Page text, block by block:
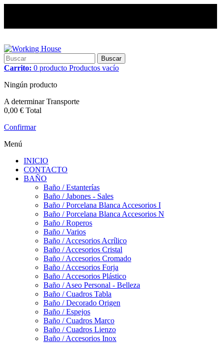
Buscar
Carrito: 0 producto Productos vacío
Ningún producto
A determinarTransporte
0,00 € Total
Confirmar
Menú
INICIO
CONTACTO
BAÑO
Baño / Estanterías
Baño / Jabones - Sales
Baño / Porcelana Blanca Accesorios I
Baño / Porcelana Blanca Accesorios N
Baño / Roperos
Baño / Varios
Baño / Accesorios Acrílico
Baño / Accesorios Cristal
Baño / Accesorios Cromado
Baño / Accesorios Forja
Baño / Accesorios Plástico
Baño / Aseo Personal - Belleza
Baño / Cuadros Tabla
Baño / Decorado Origen
Baño / Espejos
Baño / Cuadros Marco
Baño / Cuadros Lienzo
Baño / Accesorios Inox